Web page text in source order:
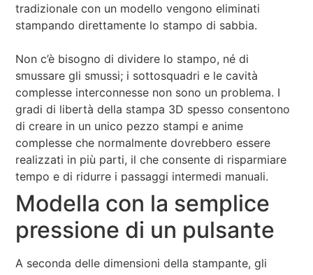
tradizionale con un modello vengono eliminati
stampando direttamente lo stampo di sabbia.
Non c’è bisogno di dividere lo stampo, né di
smussare gli smussi; i sottosquadri e le cavità
complesse interconnesse non sono un problema. I
gradi di libertà della stampa 3D spesso consentono
di creare in un unico pezzo stampi e anime
complesse che normalmente dovrebbero essere
realizzati in più parti, il che consente di risparmiare
tempo e di ridurre i passaggi intermedi manuali.
Modella con la semplice
pressione di un pulsante
A seconda delle dimensioni della stampante, gli